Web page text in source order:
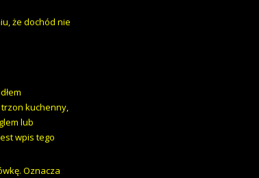
że dochód nie
kuchenny,
lub
wpis tego
Oznacza